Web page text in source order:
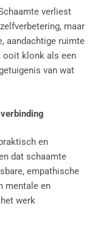
verliest
maar
aandachtige ruimte
ooit klonk als een
van wat
en
dat schaamte
empathische
mentale en
werk